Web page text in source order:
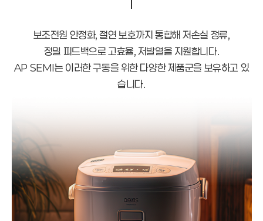
보조전원 안정화, 절연 보호까지 통합해 저손실 정류,
정밀 피드백으로 고효율, 저발열을 지원합니다.
AP SEMI는 이러한 구동을 위한 다양한 제품군을 보유하고 있
습니다.